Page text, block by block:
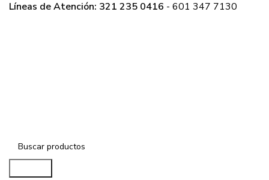
Líneas de Atención: 321 235 0416 - 601 347 7130